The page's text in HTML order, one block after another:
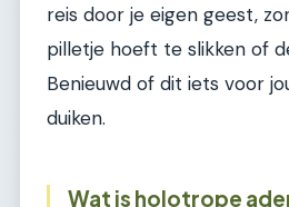
reis door je eigen geest,
pilletje hoeft te slikken of
Benieuwd of dit iets voor
duiken.
Wat is holotrope